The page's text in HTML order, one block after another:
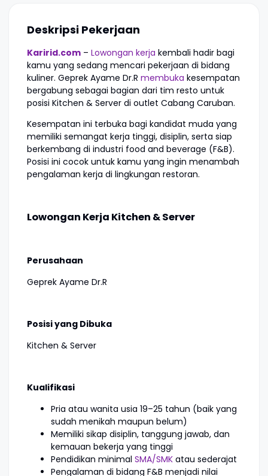
Deskripsi Pekerjaan
Karirid.com – Lowongan kerja kembali hadir bagi
kamu yang sedang mencari pekerjaan di bidang
kuliner. Geprek Ayame Dr.R membuka kesempatan
bergabung sebagai bagian dari tim resto untuk
posisi Kitchen & Server di outlet Cabang Caruban.
Kesempatan ini terbuka bagi kandidat muda yang
memiliki semangat kerja tinggi, disiplin, serta siap
berkembang di industri food and beverage (F&B).
Posisi ini cocok untuk kamu yang ingin menambah
pengalaman kerja di lingkungan restoran.
Lowongan Kerja Kitchen & Server
Perusahaan
Geprek Ayame Dr.R
Posisi yang Dibuka
Kitchen & Server
Kualifikasi
Pria atau wanita usia 19–25 tahun (baik yang
sudah menikah maupun belum)
Memiliki sikap disiplin, tanggung jawab, dan
kemauan bekerja yang tinggi
Pendidikan minimal SMA/SMK atau sederajat
Pengalaman di bidang F&B menjadi nilai